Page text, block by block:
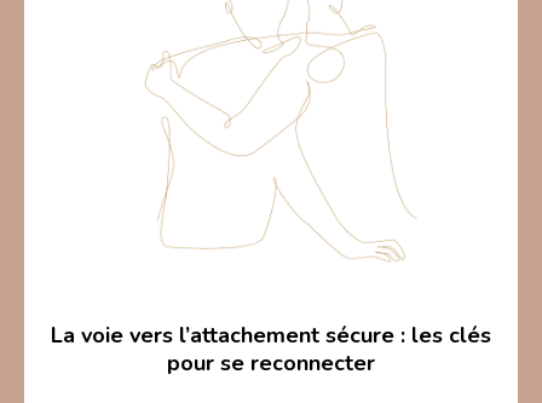
La voie vers l’attachement sécure : les clés
pour se reconnecter